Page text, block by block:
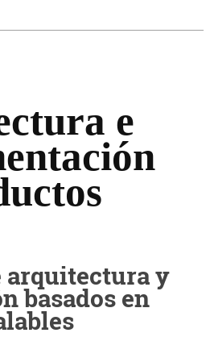
e
arquitectura y
basados en